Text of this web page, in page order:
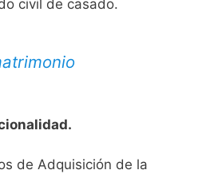
civil de casado.
de Adquisición de la